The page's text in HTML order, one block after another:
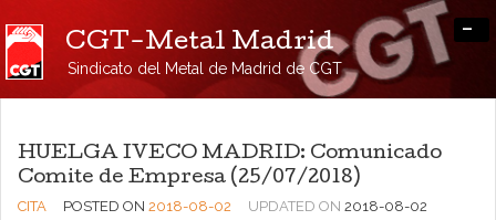
CGT-Metal Madrid
Sindicato del Metal de Madrid de CGT
-
HUELGA IVECO MADRID: Comunicado
Comite de Empresa (25/07/2018)
CITA POSTED ON 2018-08-02 UPDATED ON 2018-08-02